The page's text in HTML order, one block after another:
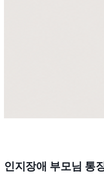
인지장애 부모님 통